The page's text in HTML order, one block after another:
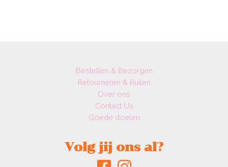
Bestellen & Bezorgen
Retourneren & Ruilen
Over ons
Contact Us
Goede doelen
Volg jij ons al?